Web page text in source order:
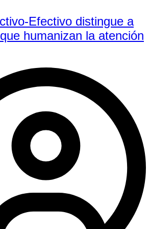
Efectivo distingue a
humanizan la atención